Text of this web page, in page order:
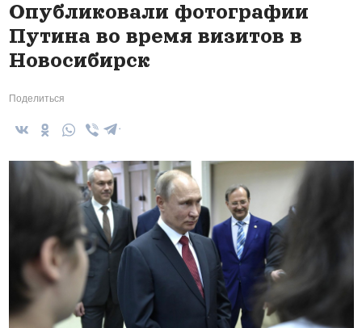
Опубликовали фотографии
Путина во время визитов в
Новосибирск
Поделиться